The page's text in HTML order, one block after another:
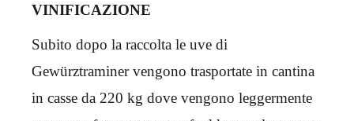
VINIFICAZIONE
Subito dopo la raccolta le uve di
Gewürztraminer vengono trasportate in cantina
in casse da 220 kg dove vengono leggermente